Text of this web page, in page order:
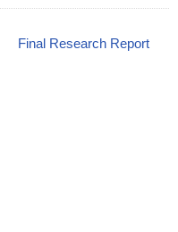
Final Research Report